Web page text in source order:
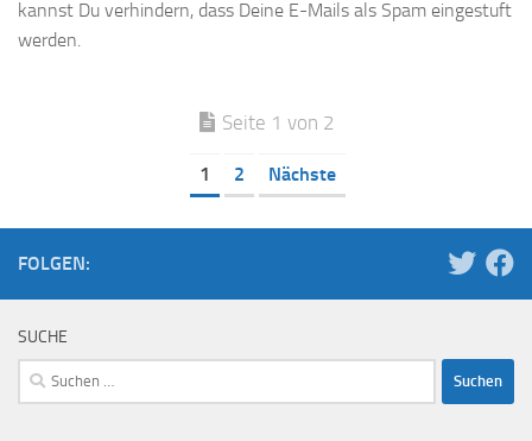
kannst Du verhindern, dass Deine E-Mails als Spam eingestuft
werden.
Seite 1 von 2
1 2 Nächste
FOLGEN:
SUCHE
Suchen
nach: